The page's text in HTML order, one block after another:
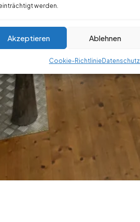
werden.
Akzeptieren Ablehnen
Cookie-Richtlinie Datenschutz